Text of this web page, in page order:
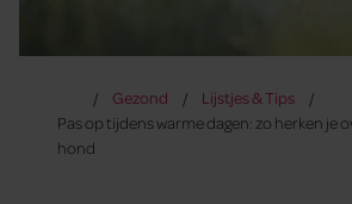
Gezond
Lijstjes & Tips
Pas op tijdens warme dagen: zo herken je
hond